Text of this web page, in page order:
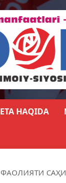
HAQIDA
ФАОЛИЯТИ